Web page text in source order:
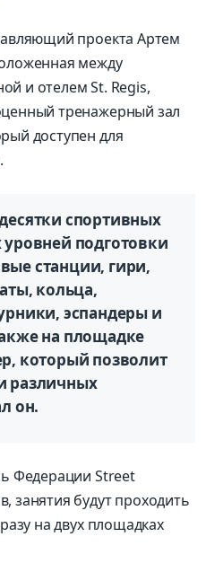
проекта Артем
между
и отелем St. Regis,
тренажерный зал
доступен для
спортивных
подготовки
станции, гири,
кольца,
эспандеры и
на площадке
который позволит
различных
он.
Федерации Street
занятия будут проходить
на двух площадках